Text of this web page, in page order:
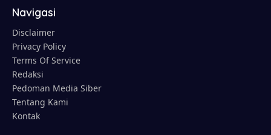
Navigasi
Disclaimer
Privacy Policy
Terms Of Service
Redaksi
Pedoman Media Siber
Tentang Kami
Kontak